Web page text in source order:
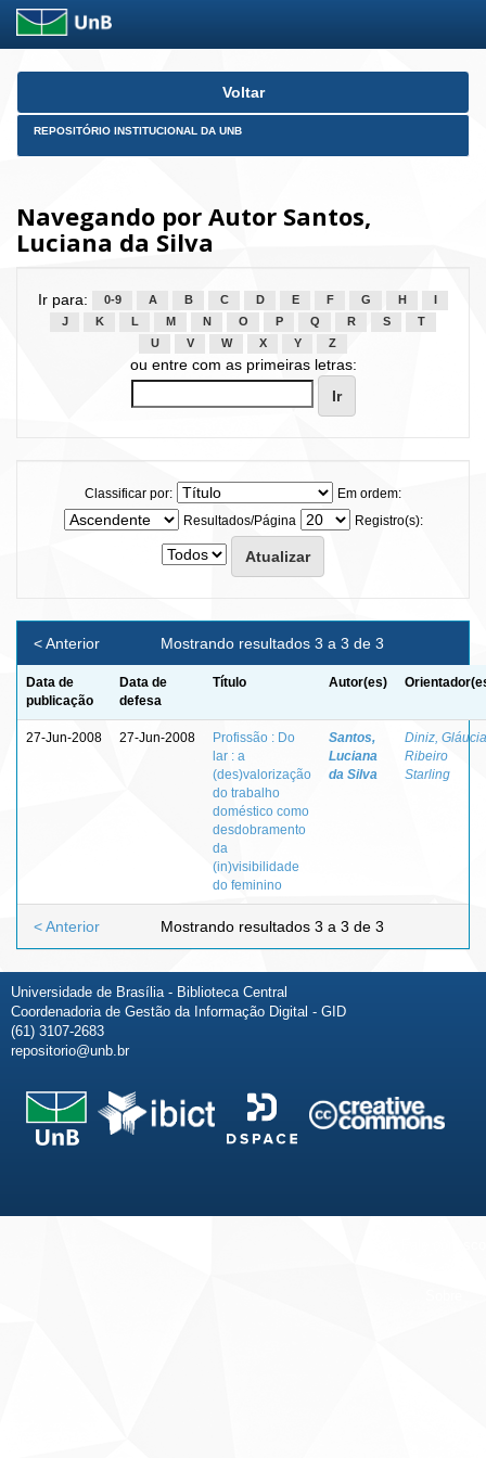
Skip
Voltar
REPOSITÓRIO INSTITUCIONAL DA UNB
Navegando por Autor Santos,
Luciana da Silva
Ir para: 0-9 A B C D E F G H
J
K L M N O P Q R S
T
U
V W X Y Z
ou entre com as primeiras letras:
Classificar por:
Em ordem:
Resultados/Página
Registro(s):
Mostrando resultados 3 a 3 de 3
< Anterior
Data de
publicação
Data de
defesa
Título Autor(es)
27-Jun-2008 27-Jun-2008
Profissão : Do
lar : a
(des)valorização
do trabalho
doméstico como
desdobramento
da
(in)visibilidade
do feminino
Santos,
Luciana
da Silva
Diniz, Gláucia
Ribeiro
Starling
Mostrando resultados 3 a 3 de 3
< Anterior
Universidade de Brasília - Biblioteca Central
Coordenadoria de Gestão da Informação Digital - GID
(61) 3107-2683
repositorio@unb.br